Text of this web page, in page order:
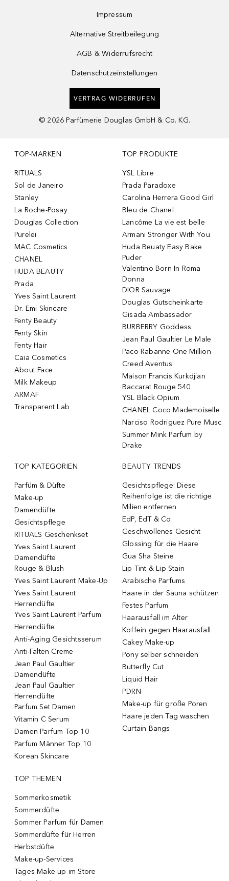
Impressum
Alternative Streitbeilegung
AGB & Widerrufsrecht
Datenschutzeinstellungen
VERTRAG WIDERRUFEN
© 2026 Parfümerie Douglas GmbH & Co. KG.
TOP-MARKEN
RITUALS
Sol de Janeiro
Stanley
La Roche-Posay
Douglas Collection
Purelei
MAC Cosmetics
CHANEL
HUDA BEAUTY
Prada
Yves Saint Laurent
Dr. Emi Skincare
Fenty Beauty
Fenty Skin
Fenty Hair
Caia Cosmetics
About Face
Milk Makeup
ARMAF
Transparent Lab
TOP PRODUKTE
YSL Libre
Prada Paradoxe
Carolina Herrera Good Girl
Bleu de Chanel
Lancôme La vie est belle
Armani Stronger With You
Huda Beuaty Easy Bake
Puder
Valentino Born In Roma
Donna
DIOR Sauvage
Douglas Gutscheinkarte
Gisada Ambassador
BURBERRY Goddess
Jean Paul Gaultier Le Male
Paco Rabanne One Million
Creed Aventus
Maison Francis Kurkdjian
Baccarat Rouge 540
YSL Black Opium
CHANEL Coco Mademoiselle
Narciso Rodriguez Pure Musc
Summer Mink Parfum by
Drake
TOP KATEGORIEN
Parfüm & Düfte
Make-up
Damendüfte
Gesichtspflege
RITUALS Geschenkset
Yves Saint Laurent
Damendüfte
Rouge & Blush
Yves Saint Laurent Make-Up
Yves Saint Laurent
Herrendüfte
Yves Saint Laurent Parfum
Herrendüfte
Anti-Aging Gesichtsserum
Anti-Falten Creme
Jean Paul Gaultier
Damendüfte
Jean Paul Gaultier
Herrendüfte
Parfum Set Damen
Vitamin C Serum
Damen Parfum Top 10
Parfum Männer Top 10
Korean Skincare
BEAUTY TRENDS
Gesichtspflege: Diese
Reihenfolge ist die richtige
Milien entfernen
EdP, EdT & Co.
Geschwollenes Gesicht
Glossing für die Haare
Gua Sha Steine
Lip Tint & Lip Stain
Arabische Parfums
Haare in der Sauna schützen
Festes Parfum
Haarausfall im Alter
Koffein gegen Haarausfall
Cakey Make-up
Pony selber schneiden
Butterfly Cut
Liquid Hair
PDRN
Make-up für große Poren
Haare jeden Tag waschen
Curtain Bangs
TOP THEMEN
Sommerkosmetik
Sommerdüfte
Sommer Parfum für Damen
Sommerdüfte für Herren
Herbstdüfte
Make-up-Services
Tages-Make-up im Store